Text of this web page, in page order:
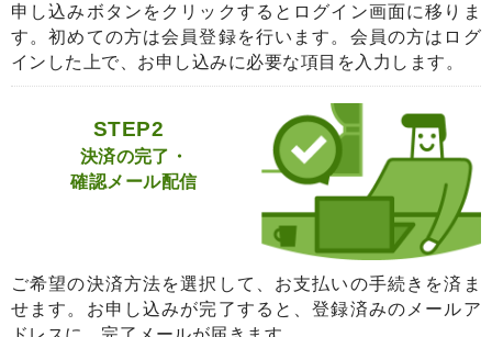
申し込みボタンをクリックするとログイン画面に移りま
す。初めての方は会員登録を行います。会員の方はログ
インした上で、お申し込みに必要な項目を入力します。
STEP2
決済の完了・
確認メール配信
ご希望の決済方法を選択して、お支払いの手続きを済ま
せます。お申し込みが完了すると、登録済みのメールア